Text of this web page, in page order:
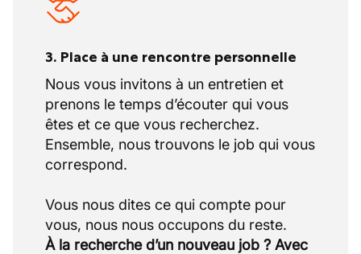
de l’amiante, après formation (sous-section
tresse, joint…) Le retrait et l’encapsulage
place (sous-section 3) doit être confiée à
une entreprise spécialisée (voir la fiche
➡désamianteur ).
Peut intervenir au voisinage d’antennes de
radiotéléphonie mobile.
3. Place à une rencontre personnelle
Nous vous invitons à un entretien et
prenons le temps d’écouter qui vous
êtes et ce que vous recherchez.
Ensemble, nous trouvons le job qui vous
correspond.
Vous nous dites ce qui compte pour
À la recherche d’un nouveau job ? Avec